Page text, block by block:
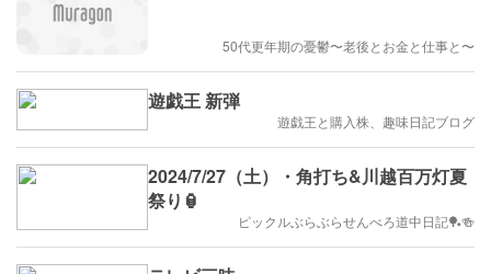
50代更年期の憂鬱〜老後とお金と仕事と〜
遊戯王 新弾
遊戯王と購入株、趣味日記ブログ
2024/7/27（土）・角打ち&川越百万灯夏
祭り🏮
ピックルぶらぶらせんべろ道中日記🏓🍻